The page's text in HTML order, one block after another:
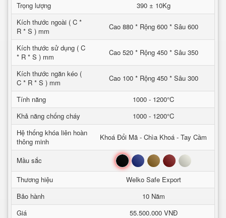
Trọng lượng
390 ± 10Kg
Kích thước ngoài ( C *
R * S ) mm
Cao 880 * Rộng 600 * Sâu 600
Kích thước sử dụng ( C
* R * S ) mm
Cao 520 * Rộng 450 * Sâu 350
Kích thước ngăn kéo (
C * R * S ) mm
Cao 100 * Rộng 450 * Sâu 300
Tính năng
1000 - 1200°C
Khả năng chống cháy
1000 - 1200°C
Hệ thống khóa liên hoàn
thông minh
Khoá Đổi Mã - Chìa Khoá - Tay Cầm
Mầu sắc Đen Xanh Nâu Đỏ Trắng
Thương hiệu
Welko Safe Export
Bảo hành
10 Năm
Giá
55.500.000 VNĐ